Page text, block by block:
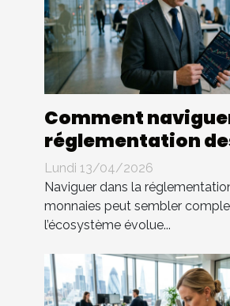
Comment
réglementation
crypto-monnaies ?
Lundi 13/04/2026
Naviguer dans la
monnaies peut sembler
l’écosystème évolue...